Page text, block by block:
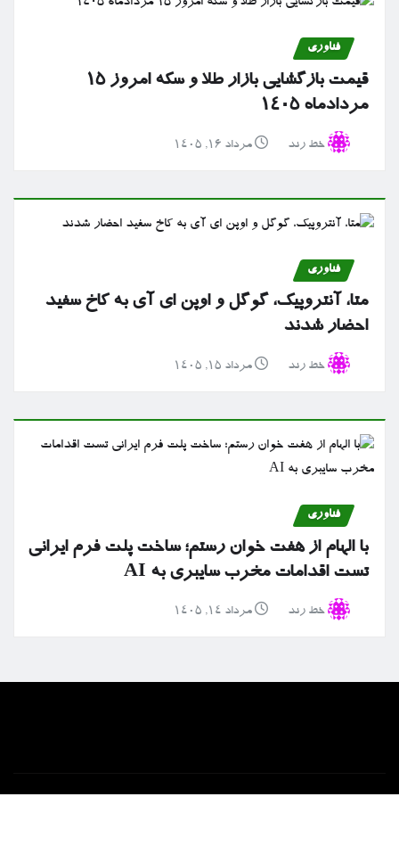
فناوری
قیمت بازگشایی بازار طلا و سکه امروز ۱۵
مردادماه ۱۴۰۵
خط رند مرداد ۱۶, ۱۴۰۵
فناوری
متا، آنتروپیک، گوگل و اوپن ای آی به کاخ سفید
احضار شدند
خط رند مرداد ۱۵, ۱۴۰۵
فناوری
با الهام از هفت خوان رستم؛ ساخت پلت فرم ایرانی
تست اقدامات مخرب سایبری به AI
خط رند مرداد ۱۴, ۱۴۰۵